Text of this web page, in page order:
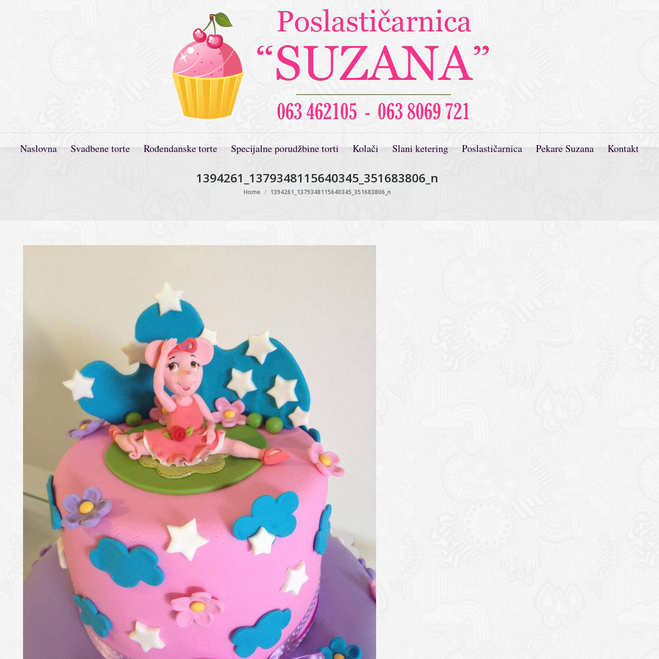
Naslovna Svadbene torte Rođendanske torte Specijalne porudžbine torti Kolači Slani ketering Poslastičarnica Pekare Suzana Kontakt
1394261_1379348115640345_351683806_n
You are here:
Home 1394261_1379348115640345_351683806_n